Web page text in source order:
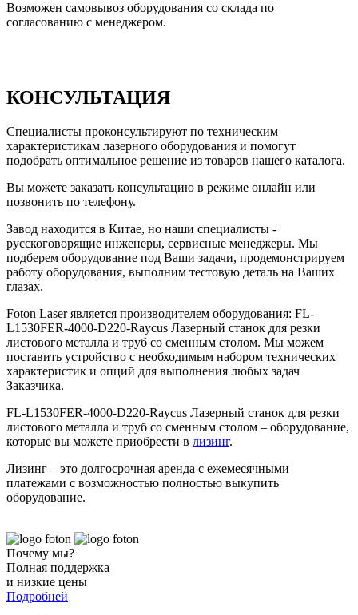
Возможен самовывоз оборудования со склада по
согласованию с менеджером.
КОНСУЛЬТАЦИЯ
Специалисты проконсультируют по техническим
характеристикам лазерного оборудования и помогут
подобрать оптимальное решение из товаров нашего каталога.
Вы можете заказать консультацию в режиме онлайн или
позвонить по телефону.
Завод находится в Китае, но наши специалисты -
русскоговорящие инженеры, сервисные менеджеры. Мы
подберем оборудование под Ваши задачи, продемонстрируем
работу оборудования, выполним тестовую деталь на Ваших
глазах.
Foton Laser является производителем оборудования: FL-
L1530FER-4000-D220-Raycus Лазерный станок для резки
листового металла и труб со сменным столом. Мы можем
поставить устройство с необходимым набором технических
характеристик и опций для выполнения любых задач
Заказчика.
FL-L1530FER-4000-D220-Raycus Лазерный станок для резки
листового металла и труб со сменным столом – оборудование,
которые вы можете приобрести в лизинг.
Лизинг – это долгосрочная аренда с ежемесячными
платежами с возможностью полностью выкупить
оборудование.
Почему мы?
Полная поддержка
и низкие цены
Подробней